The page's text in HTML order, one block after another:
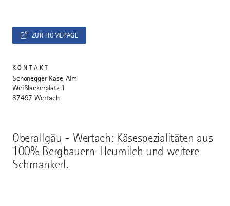
Oberallgäu - Wertach: Käsespezialitäten aus
100% Bergbauern-Heumilch und weitere
Schmankerl.
ZUR HOMEPAGE
KONTAKT
Schönegger Käse-Alm
Weißlackerplatz 1
87497 Wertach